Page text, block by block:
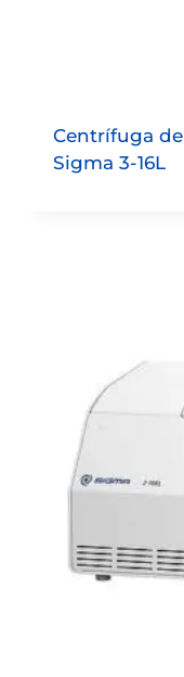
Centrífuga
Sigma 3-16L